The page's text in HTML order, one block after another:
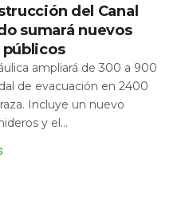
del Canal
sumará nuevos
públicos
ampliará de 300 a 900
de evacuación en 2400
Incluye un nuevo
y el...